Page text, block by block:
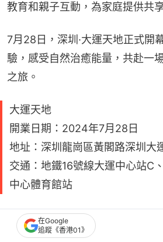
教育和親子互動，為家庭提供共
7月28日，深圳·大運天地正式開
驗，感受自然治癒能量，共赴一
之旅。
大運天地
開業日期：2024年7月28日
地址：深圳龍崗區黃閣路深圳大
交通：地鐵16號線大運中心站C
中心體育館站
深圳龍崗美食｜客家菜5家推
捆粄炸油糍¥3起
在Google
追蹤《香港01》